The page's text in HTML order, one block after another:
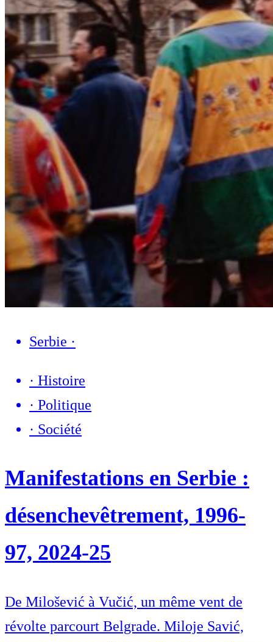
Serbie ·
· Histoire
· Politique
· Société
Manifestations en Serbie :
désenchevêtrement, 1996-
97, 2024-25
De Milošević à Vučić, un même vent de
révolte parcourt Belgrade. Miloje Savić,